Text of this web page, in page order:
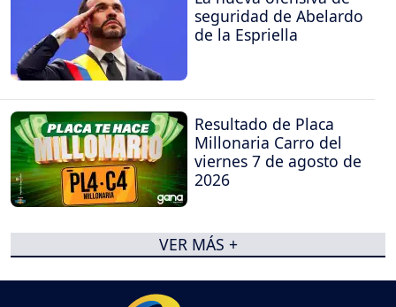
seguridad de Abelardo
de la Espriella
Resultado de Placa
Millonaria Carro del
viernes 7 de agosto de
2026
VER MÁS +